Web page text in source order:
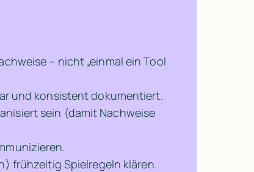
– nicht „einmal ein Tool
und konsistent dokumentiert.
sein (damit Nachweise
frühzeitig Spielregeln klären.